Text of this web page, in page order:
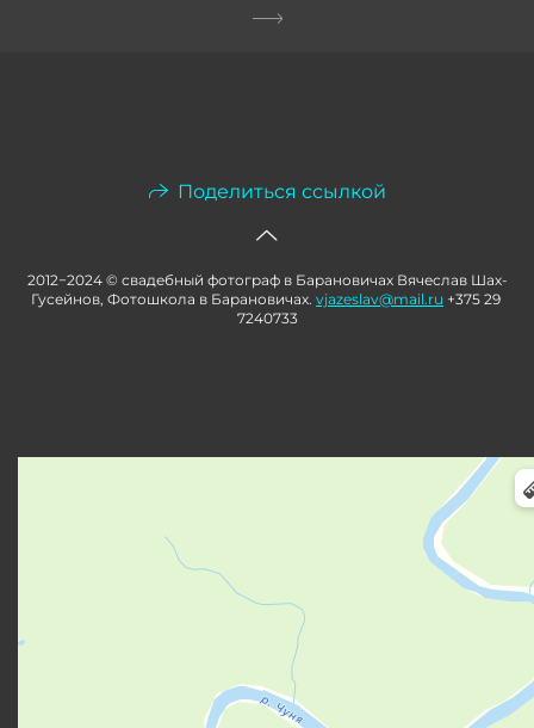
Поделиться ссылкой
2012−2024 © свадебный фотограф в Барановичах Вячеслав Шах-
Гусейнов, Фотошкола в Барановичах. vjazeslav@mail.ru +375 29
7240733